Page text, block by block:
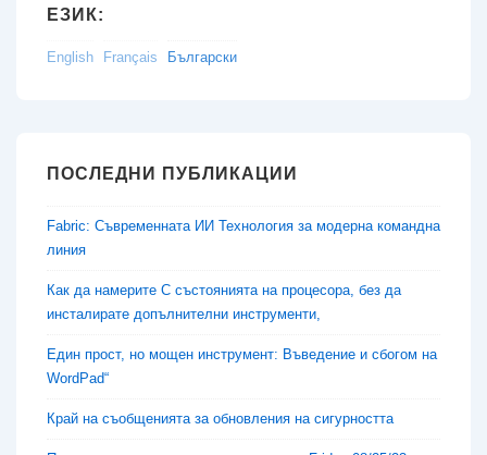
ЕЗИК:
English Français Български
ПОСЛЕДНИ ПУБЛИКАЦИИ
Fabric: Съвременната ИИ Технология за модерна командна
линия
Как да намерите C състоянията на процесора, без да
инсталирате допълнителни инструменти,
Един прост, но мощен инструмент: Въведение и сбогом на
WordPad“
Край на съобщенията за обновления на сигурността